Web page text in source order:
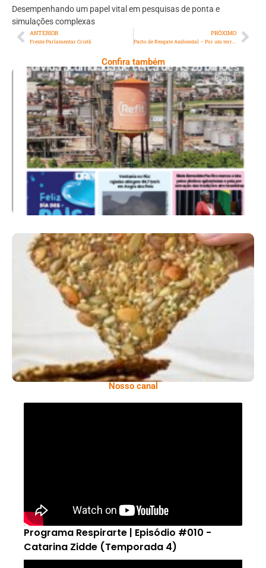
Desempenhando um papel vital em pesquisas de ponta e
simulações complexas
ANTERIOR
Frente Parlamentar Cristã
PRÓXIMO
Pacto de Resgate Ambiental – Por um território urbano, sustentável e inclusivo
Confira também
Ano X – Número 367 08 A 14 De Agosto De
2026
Comer Bem: Cracker De Sementes
Nosso canal
Programa Respirarte | Episódio #010 -
Catarina Zidde (Temporada 4)